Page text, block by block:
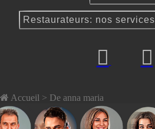
Restaurateurs: nos services
Accueil > De anna maria